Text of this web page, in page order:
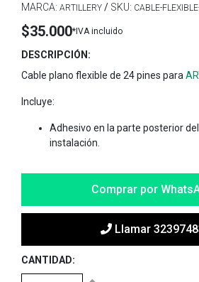
MARCA: ARTILLERY / SKU: CABLE-
$35.000*IVA incluido
DESCRIPCIÓN:
Cable plano flexible de 24 pines para
Incluye:
Adhesivo en la parte posterior
instalación.
Comprar por
Llamar
CANTIDAD: